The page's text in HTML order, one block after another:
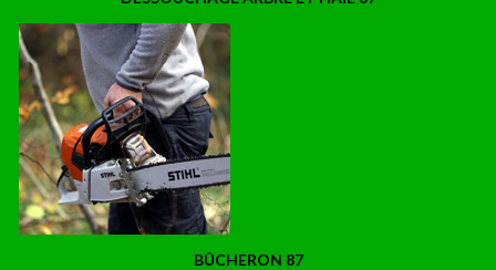
BÛCHERON 87